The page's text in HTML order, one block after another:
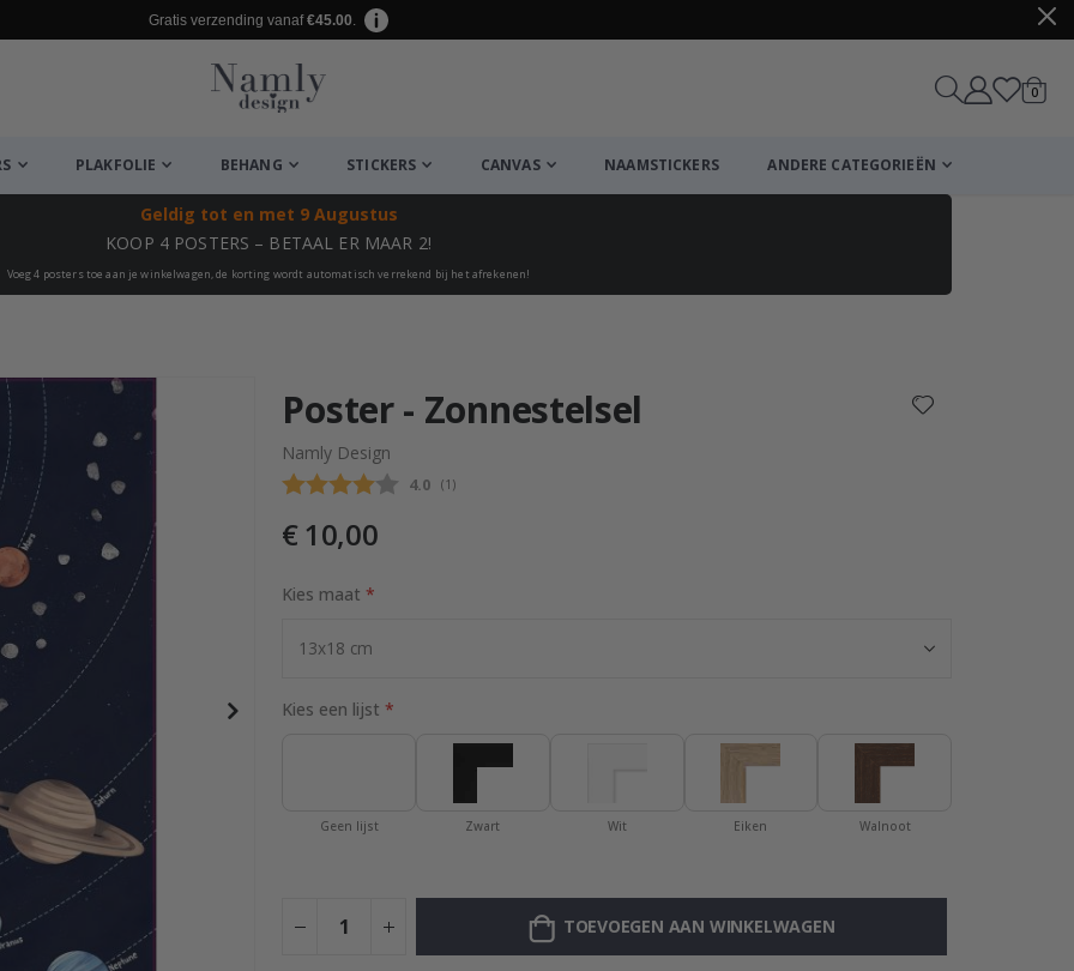
Gratis verzending vanaf€45.00.
0
PLAKFOLIE BEHANG STICKERS CANVAS NAAMSTICKERS ANDERE CATEGORIEËN
Geldig tot en met 9 Augustus
KOOP 4 POSTERS – BETAAL ER MAAR 2!
Voeg 4 posters toe aan je winkelwagen, de korting wordt automatisch verrekend bij het afrekenen!
✔
10,00 €
Poster - Zonnestelsel
Namly Design
Gemiddelde beoordeling:
4.0 (aantal stemmen:
1 )
€ 10,00
Kies maat
Kies een lijst
Geen lijst Zwart Wit Eiken Walnoot
TOEVOEGEN AAN WINKELWAGEN